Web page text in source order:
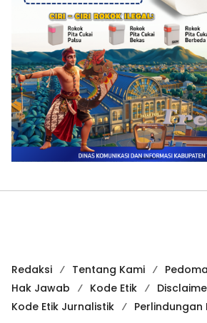
Redaksi Tentang Kami
Hak Jawab
Kode Etik
Kode Etik Jurnalistik